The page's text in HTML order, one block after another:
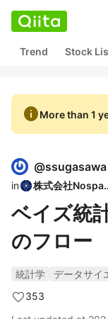
Trend Stock
infoMore than 1
@ssugasawa
in 株式
ベイズ統
のフロー
統計学
データサイ
353